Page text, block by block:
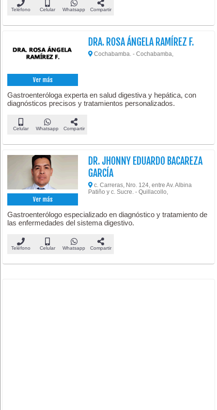
Teléfono Celular Whatsapp Compartir
Ver más
DRA. ROSA ÁNGELA RAMÍREZ F.
Cochabamba. - Cochabamba,
Gastroenteróloga experta en salud digestiva y hepática, con
diagnósticos precisos y tratamientos personalizados.
Celular Whatsapp Compartir
Ver más
DR. JHONNY EDUARDO BACAREZA
GARCÍA
c. Carreras, Nro. 124, entre Av. Albina
Patiño y c. Sucre. - Quillacollo,
Gastroenterólogo especializado en diagnóstico y tratamiento de
las enfermedades del sistema digestivo.
Teléfono Celular Whatsapp Compartir